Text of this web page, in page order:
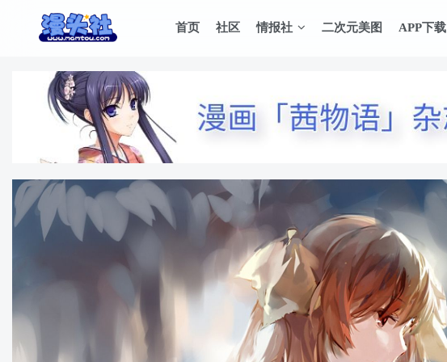
首页 社区 情报社 二次元美图 APP下载